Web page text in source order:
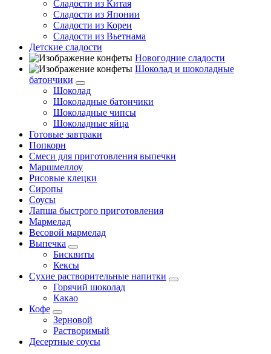
Сладости из Китая
Сладости из Японии
Сладости из Кореи
Сладости из Вьетнама
Детские сладости
Новогодние сладости
Шоколад и шоколадные
батончики
Шоколад
Шоколадные батончики
Шоколадные чипсы
Шоколадные яйца
Готовые завтраки
Попкорн
Смеси для приготовления выпечки
Маршмеллоу
Рисовые клецки
Сиропы
Соусы
Лапша быстрого приготовления
Мармелад
Весовой мармелад
Выпечка
Бисквиты
Кексы
Сухие растворительные напитки
Горячий шоколад
Какао
Кофе
Зерновой
Растворимый
Десертные соусы